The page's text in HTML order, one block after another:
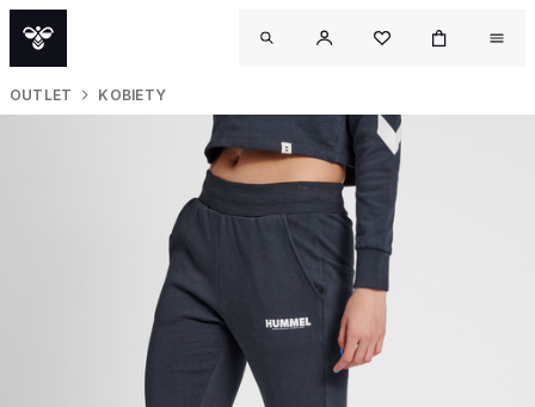
OUTLET KOBIETY